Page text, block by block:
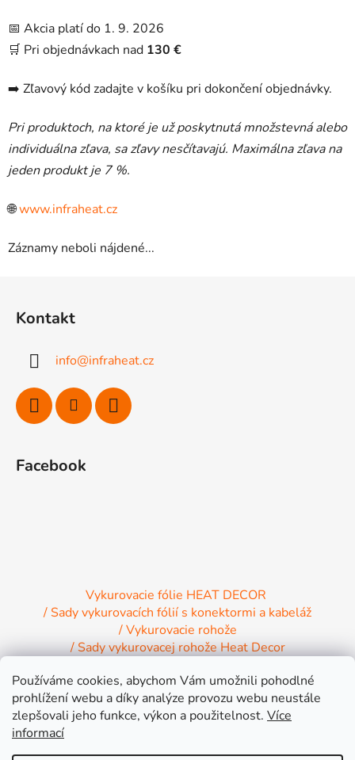
Používáme cookies, abychom Vám umožnili pohodlné
prohlížení webu a díky analýze provozu webu neustále
zlepšovali jeho funkce, výkon a použitelnost. Více
informací
📅 Akcia platí do 1. 9. 2026
🛒 Pri objednávkach nad 130 €
➡️ Zľavový kód zadajte v košíku pri dokončení objednávky.
Pri produktoch, na ktoré je už poskytnutá množstevná alebo
individuálna zľava, sa zľavy nesčítavajú. Maximálna zľava na
jeden produkt je 7 %.
🌐www.infraheat.cz
Záznamy neboli nájdené...
Kontakt
info@infraheat.cz
Facebook
Vykurovacie fólie HEAT DECOR
/ Sady vykurovacích fólií s konektormi a kabeláž
/ Vykurovacie rohože
/ Sady vykurovacej rohože Heat Decor
/ Inštalačný materiál / Vykurovacie Infrapanely
/ Relaxačné lehátko NIRE s Infra ohrevom